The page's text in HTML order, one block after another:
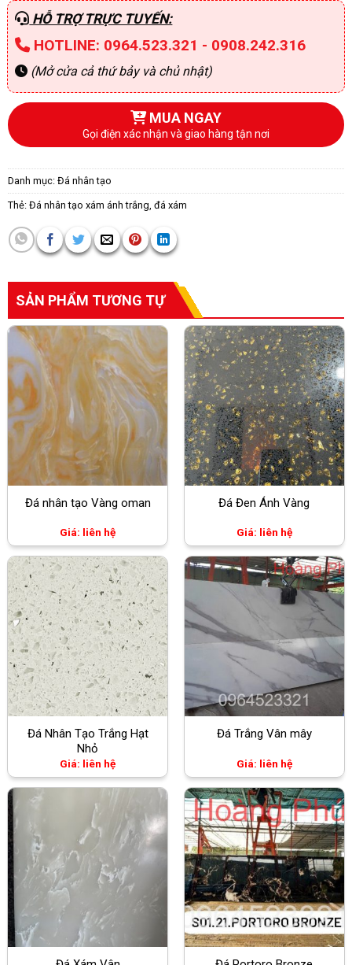
HỖ TRỢ TRỰC TUYẾN:
HOTLINE: 0964.523.321 - 0908.242.316
(Mở cửa cả thứ bảy và chủ nhật)
MUA NGAY
Gọi điện xác nhận và giao hàng tận nơi
Danh mục: Đá nhân tạo
Thẻ: Đá nhân tạo xám ánh trắng đá xám
SẢN PHẨM TƯƠNG TỰ
Đá nhân tạo Vàng oman
Giá: liên hệ
Đá Đen Ánh Vàng
Giá: liên hệ
Đá Nhân Tạo Trắng Hạt
Nhỏ
Giá: liên hệ
Đá Trắng Vân mây
Giá: liên hệ